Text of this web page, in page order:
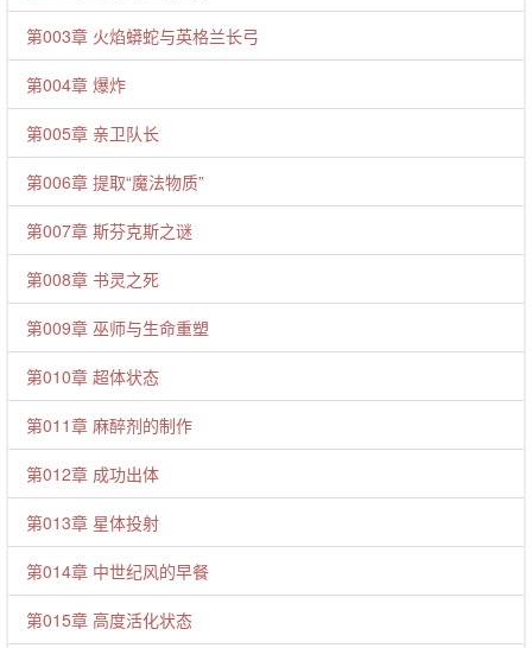
第003章 火焰蟒蛇与英格兰长弓
第004章 爆炸
第005章 亲卫队长
第006章 提取“魔法物质”
第007章 斯芬克斯之谜
第008章 书灵之死
第009章 巫师与生命重塑
第010章 超体状态
第011章 麻醉剂的制作
第012章 成功出体
第013章 星体投射
第014章 中世纪风的早餐
第015章 高度活化状态